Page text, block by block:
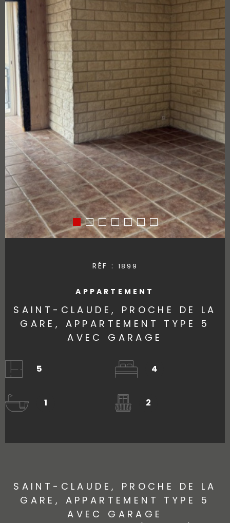
RÉF : 1899
APPARTEMENT
SAINT-CLAUDE, PROCHE DE LA
GARE, APPARTEMENT TYPE 5
AVEC GARAGE
5 4
1 2
SAINT-CLAUDE, PROCHE DE LA
GARE, APPARTEMENT TYPE 5
AVEC GARAGE